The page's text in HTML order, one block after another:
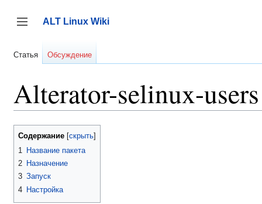
содержанию
Переключить боковую панель
ALT Linux Wiki
Статья Обсуждение
Alterator-selinux-users
Содержание
1
Название пакета
2 Назначение
3 Запуск
4 Настройка